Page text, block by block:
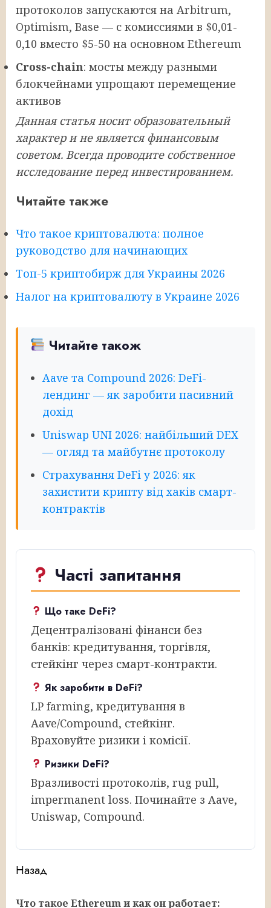
протоколов запускаются на Arbitrum,
Optimism, Base — с комиссиями в $0,01-
0,10 вместо $5-50 на основном Ethereum
Cross-chain: мосты между разными
блокчейнами упрощают перемещение
активов
Данная статья носит образовательный
характер и не является финансовым
советом. Всегда проводите собственное
исследование перед инвестированием.
Читайте также
Что такое криптовалюта: полное
руководство для начинающих
Топ-5 криптобирж для Украины 2026
Налог на криптовалюту в Украине 2026
Читайте також
Aave та Compound 2026: DeFi-
лендинг — як заробити пасивний
дохід
Uniswap UNI 2026: найбільший DEX
— огляд та майбутнє протоколу
Страхування DeFi у 2026: як
захистити крипту від хаків смарт-
контрактів
Часті запитання
Що таке DeFi?
Децентралізовані фінанси без
банків: кредитування, торгівля,
стейкінг через смарт-контракти.
Як заробити в DeFi?
LP farming, кредитування в
Aave/Compound, стейкінг.
Враховуйте ризики і комісії.
Ризики DeFi?
Вразливості протоколів, rug pull,
impermanent loss. Починайте з Aave,
Uniswap, Compound.
Продолжить
чтение
Назад
Что такое Ethereum и как он работает: